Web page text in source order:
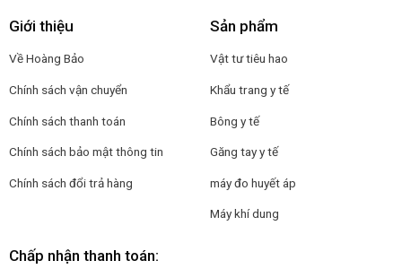
Giới thiệu
Về Hoàng Bảo
Chính sách vận chuyển
Chính sách thanh toán
Chính sách bảo mật thông tin
Chính sách đổi trả hàng
Sản phẩm
Vật tư tiêu hao
Khẩu trang y tế
Bông y tế
Găng tay y tế
máy đo huyết áp
Máy khí dung
Chấp nhận thanh toán: